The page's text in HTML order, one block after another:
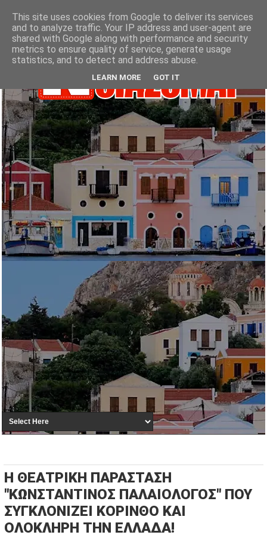
Η ΘΕΑΤΡΙΚΗ ΠΑΡΑΣΤΑΣΗ
"ΚΩΝΣΤΑΝΤΙΝΟΣ ΠΑΛΑΙΟΛΟΓΟΣ" ΠΟΥ
ΣΥΓΚΛΟΝΙΖΕΙ ΚΟΡΙΝΘΟ ΚΑΙ
ΟΛΟΚΛΗΡΗ ΤΗΝ ΕΛΛΑΔΑ!
This site uses cookies from Google to deliver its services
and to analyze traffic. Your IP address and user-agent are
shared with Google along with performance and security
metrics to ensure quality of service, generate usage
statistics, and to detect and address abuse.
LEARN MORE GOT IT